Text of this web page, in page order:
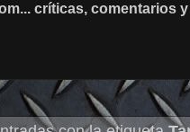
críticas, comentarios